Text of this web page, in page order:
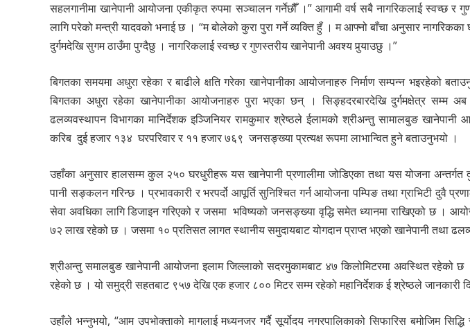
सहलगानीमा खानेपानी आयोजना एकीकृत रुपमा सञ्चालन गर्नेछौँ ।” आगामी वर्ष सबै नागरिकलाई स्वच्छ र
लागि परेको मन्त्री यादवको भनाई छ । “म बोलेको कुरा पुरा गर्ने व्यक्ति हुँ । म आफ्नो बाँचा अनुसार
दुर्गमदेखि सुगम ठाउँमा पुग्दैछु । नागरिकलाई स्वच्छ र गुणस्तरीय खानेपानी अवश्य पुर्‍याउछु ।”
बिगतका समयमा अधुरा रहेका र बाढीले क्षति गरेका खानेपानीका आयोजनाहरु निर्माण सम्पन्न भइरहेको
बिगतका अधुरा रहेका खानेपानीका आयोजनाहरु पुरा भएका छन् । सिङ्हदरबारदेखि दुर्गमक्षेत्र सम्म
ढलव्यवस्थापन विभागका मानिर्देशक इञ्जिनियर रामकुमार श्रेष्ठले ईलामको श्रीअन्तु सामालबुङ खानेपानी
करिब दुई हजार १३४ घरपरिवार र ११ हजार ७६९ जनसङ्ख्या प्रत्यक्ष रूपमा लाभान्वित हुने बताउनुभयो ।
उहाँका अनुसार हालसम्म कुल २५० घरधुरीहरू यस खानेपानी प्रणालीमा जोडिएका तथा यस योजना अन्तर्गत
पानी सङ्कलन गरिन्छ । प्रभावकारी र भरपर्दो आपूर्ति सुनिश्चित गर्न आयोजना पम्पिङ तथा ग्राभिटी दुवै
सेवा अवधिका लागि डिजाइन गरिएको र जसमा भविष्यको जनसङ्ख्या वृद्धि समेत ध्यानमा राखिएको छ ।
७२ लाख रहेको छ । जसमा १० प्रतिसत लागत स्थानीय समुदायबाट योगदान प्राप्त भएको खानेपानी तथा
श्रीअन्तु समालबुङ खानेपानी आयोजना इलाम जिल्लाको सदरमुकामबाट ४७ किलोमिटरमा अवस्थित रहेको
रहेको छ । यो समुद्री सहतबाट ९५७ देखि एक हजार ८०० मिटर सम्म रहेको महानिर्देशक ई श्रेष्ठले जानकारी
उहाँले भन्नुभयो, “आम उपभोक्ताको मागलाई मध्यनजर गर्दै सूर्योदय नगरपालिकाको सिफारिस बमोजिम